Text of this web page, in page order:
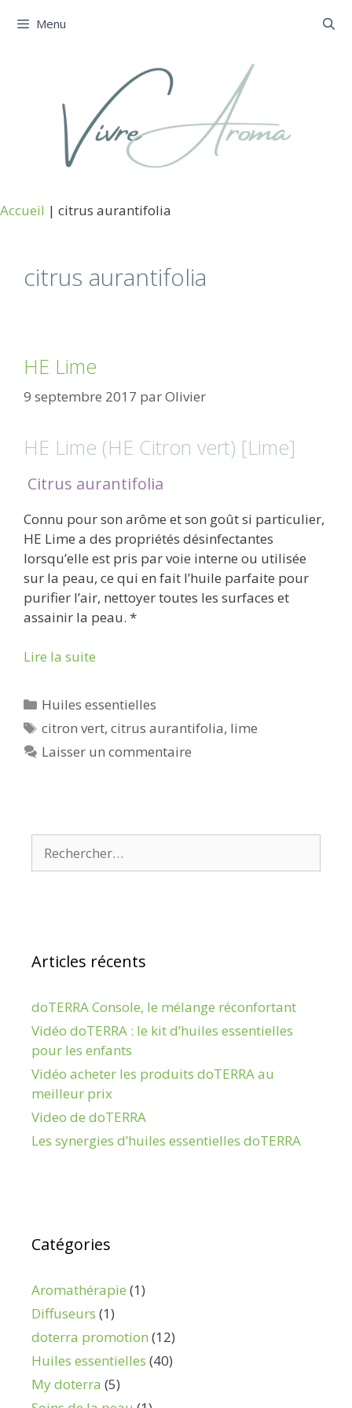
Menu
Accueil | citrus aurantifolia
citrus aurantifolia
HE Lime
9 septembre 2017 parOlivier
HE Lime (HE Citron vert) [Lime]
Citrus aurantifolia
Connu pour son arôme et son goût si particulier,
HE Lime a des propriétés désinfectantes
lorsqu’elle est pris par voie interne ou utilisée
sur la peau, ce qui en fait l’huile parfaite pour
purifier l’air, nettoyer toutes les surfaces et
assainir la peau. *
Lire la suite
Catégories
Huiles essentielles
Étiquettes
citron vert,citrus aurantifolia, lime
Laisser un commentaire
Articles récents
doTERRA Console, le mélange réconfortant
Vidéo doTERRA : le kit d’huiles essentielles
pour les enfants
Vidéo acheter les produits doTERRA au
meilleur prix
Video de doTERRA
Les synergies d’huiles essentielles doTERRA
Catégories
Aromathérapie (1)
Diffuseurs (1)
doterra promotion (12)
Huiles essentielles (40)
My doterra (5)